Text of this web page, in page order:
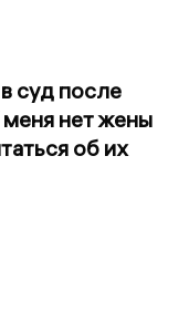
суд после
меня нет жены
об их